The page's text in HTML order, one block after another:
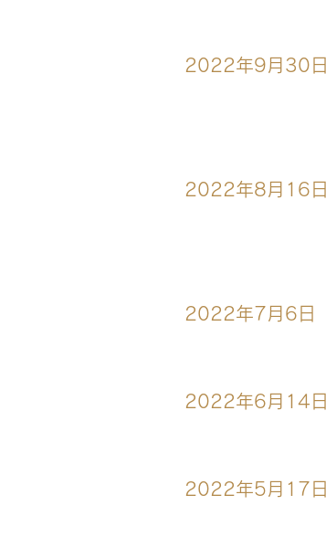
2022年9月30日
2022年8月16日
2022年7月6日
2022年6月14日
2022年5月17日